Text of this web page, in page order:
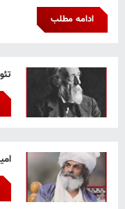
ادامه مطلب